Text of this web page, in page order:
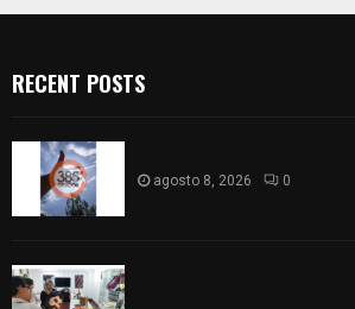
RECENT POSTS
agosto 8, 2026 0